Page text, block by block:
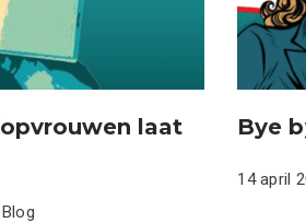
laat
Blog
Bye
14 april